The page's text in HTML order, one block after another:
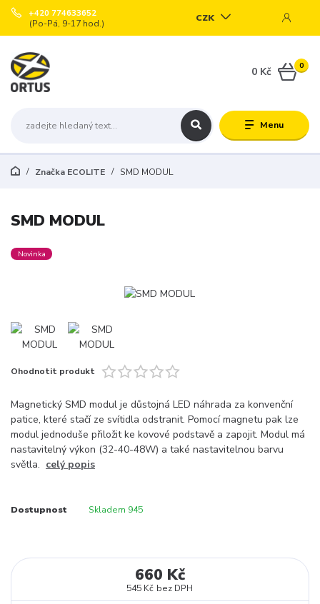
Menu
CZK
+420 774633652
(Po-Pá, 9-17 hod.)
0
0 Kč
Značka ECOLITE SMD MODUL
SMD MODUL
Novinka
Ohodnotit produkt
Magnetický SMD modul je důstojná LED náhrada za konvenční
patice, které stačí ze svítidla odstranit. Pomocí magnetu pak lze
modul jednoduše přiložit ke kovové podstavě a zapojit. Modul má
nastavitelný výkon (32-40-48W) a také nastavitelnou barvu
světla. celý popis
Dostupnost Skladem 945
660 Kč
545 Kč bez DPH